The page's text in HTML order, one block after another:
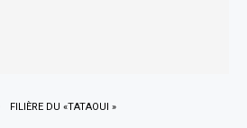
FILIÈRE DU «TATAOUI »